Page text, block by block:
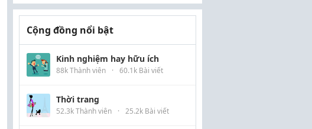
Cộng đồng nổi bật
Kinh nghiệm hay hữu ích
88k Thành viên · 60.1k Bài viết
Thời trang
52.3k Thành viên · 25.2k Bài viết